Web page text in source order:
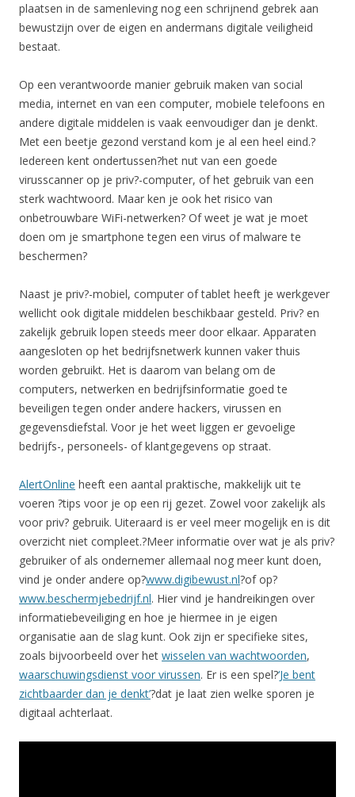
plaatsen in de samenleving nog een schrijnend gebrek aan
bewustzijn over de eigen en andermans digitale veiligheid
bestaat.
Op een verantwoorde manier gebruik maken van social
media, internet en van een computer, mobiele telefoons en
andere digitale middelen is vaak eenvoudiger dan je denkt.
Met een beetje gezond verstand kom je al een heel eind.?
Iedereen kent ondertussen?het nut van een goede
virusscanner op je priv?-computer, of het gebruik van een
sterk wachtwoord. Maar ken je ook het risico van
onbetrouwbare WiFi-netwerken? Of weet je wat je moet
doen om je smartphone tegen een virus of malware te
beschermen?
Naast je priv?-mobiel, computer of tablet heeft je werkgever
wellicht ook digitale middelen beschikbaar gesteld. Priv? en
zakelijk gebruik lopen steeds meer door elkaar. Apparaten
aangesloten op het bedrijfsnetwerk kunnen vaker thuis
worden gebruikt. Het is daarom van belang om de
computers, netwerken en bedrijfsinformatie goed te
beveiligen tegen onder andere hackers, virussen en
gegevensdiefstal. Voor je het weet liggen er gevoelige
bedrijfs-, personeels- of klantgegevens op straat.
AlertOnline heeft een aantal praktische, makkelijk uit te
voeren ?tips voor je op een rij gezet. Zowel voor zakelijk als
voor priv? gebruik. Uiteraard is er veel meer mogelijk en is dit
overzicht niet compleet.?Meer informatie over wat je als priv?
gebruiker of als ondernemer allemaal nog meer kunt doen,
vind je onder andere op?www.digibewust.nl?of op?
www.beschermjebedrijf.nl. Hier vind je handreikingen over
informatiebeveiliging en hoe je hiermee in je eigen
organisatie aan de slag kunt. Ook zijn er specifieke sites,
zoals bijvoorbeeld over het wisselen van wachtwoorden,
waarschuwingsdienst voor virussen. Er is een spel?‘Je bent
zichtbaarder dan je denkt’?dat je laat zien welke sporen je
digitaal achterlaat.